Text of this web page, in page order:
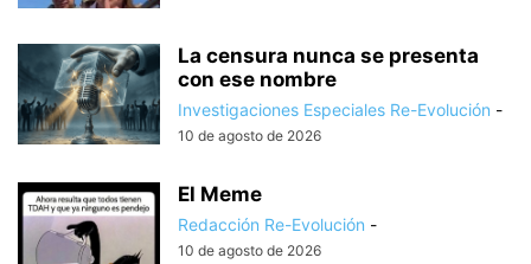
La censura nunca se presenta
con ese nombre
Investigaciones Especiales Re-Evolución -
10 de agosto de 2026
El Meme
Redacción Re-Evolución -
10 de agosto de 2026